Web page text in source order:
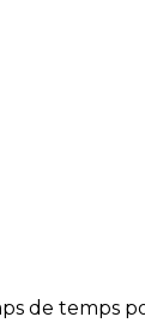
de temps